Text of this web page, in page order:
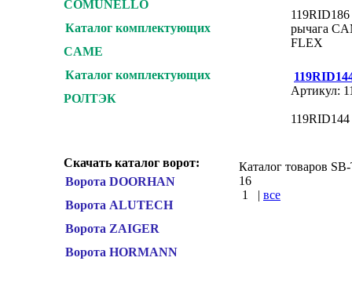
COMUNELLO
Каталог комплектующих
CAME
Каталог комплектующих
РОЛТЭК
Скачать каталог ворот:
Ворота DOORHAN
Ворота ALUTECH
Ворота ZAIGER
Ворота HORMANN
рычага
FLEX
Артикул:
Каталог товаров
16
1
| все